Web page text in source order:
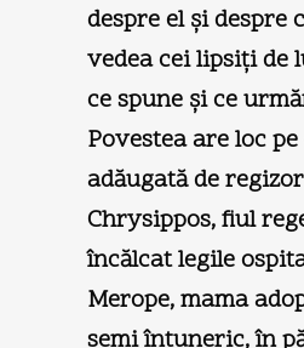
despre el şi despre
vedea cei lipsiţi de
ce spune şi ce
Povestea are loc
adăugată de
Chrysippos, fiul
încălcat legile
Merope, mama
semi întuneric, în